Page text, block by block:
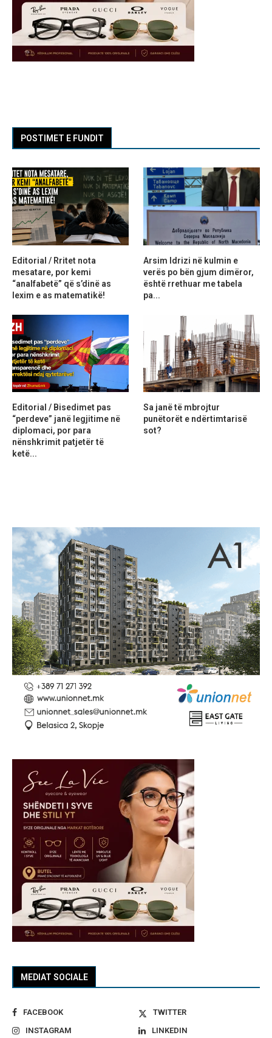
MEDIAT SOCIALE
FACEBOOK
TWITTER
INSTAGRAM
LINKEDIN
POSTIMET E FUNDIT
Editorial / Rritet nota
mesatare, por kemi
“analfabetë” që s’dinë as
lexim e as matematikë!
Arsim Idrizi në kulmin e
verës po bën gjum dimëror,
është rrethuar me tabela
pa...
Editorial / Bisedimet pas
“perdeve” janë legjitime në
diplomaci, por para
nënshkrimit patjetër të
ketë...
Sa janë të mbrojtur
punëtorët e ndërtimtarisë
sot?